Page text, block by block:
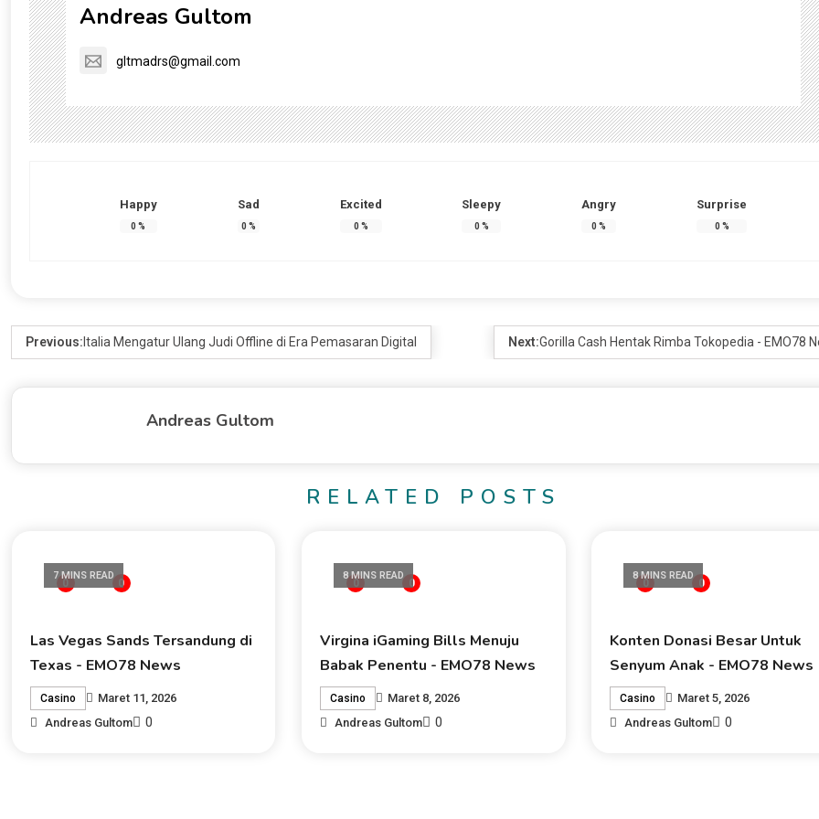
Andreas Gultom
gltmadrs@gmail.com
Happy
0 %
Sad
0 %
Excited
0 %
Sleepy
0 %
Angry
0 %
Surprise
0 %
Previous: Italia Mengatur Ulang Judi Offline di Era Pemasaran Digital Next:Gorilla Cash Hentak Rimba Tokopedia - EMO78
Andreas Gultom
RELATED POSTS
0 0
7 MINS READ
Las Vegas Sands Tersandung di
Texas - EMO78 News
Casino
Maret 11, 2026
Andreas Gultom
0
0 0
8 MINS READ
Virgina iGaming Bills Menuju
Babak Penentu - EMO78 News
Casino
Maret 8, 2026
Andreas Gultom
0
0 0
8 MINS READ
Konten Donasi Besar Untuk
Senyum Anak - EMO78 News
Casino
Maret 5, 2026
Andreas Gultom
0